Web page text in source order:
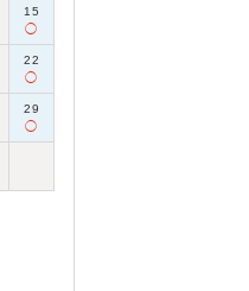
15
◯
22
◯
29
◯